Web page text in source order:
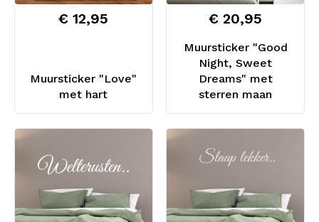
Muursticker "Love"
met hart
€ 12,95
Muursticker "Good
Night, Sweet
Dreams" met
sterren maan
€ 20,95